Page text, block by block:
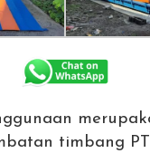
timbang PT